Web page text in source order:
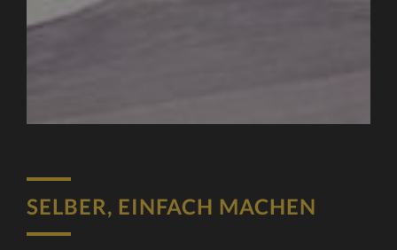
SELBER, EINFACH MACHEN